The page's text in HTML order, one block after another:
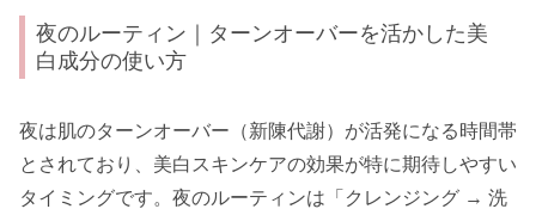
夜のルーティン｜ターンオーバーを活かした美
白成分の使い方
夜は肌のターンオーバー（新陳代謝）が活発になる時間帯
とされており、美白スキンケアの効果が特に期待しやすい
タイミングです。夜のルーティンは「クレンジング → 洗